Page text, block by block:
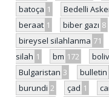
batoça 1 Bedelli
beraat 1 biber gazı 8
bireysel silahlanma 71
silah 1 bm 172
Bulgaristan 3 bulletin
burundi 2 çad 1